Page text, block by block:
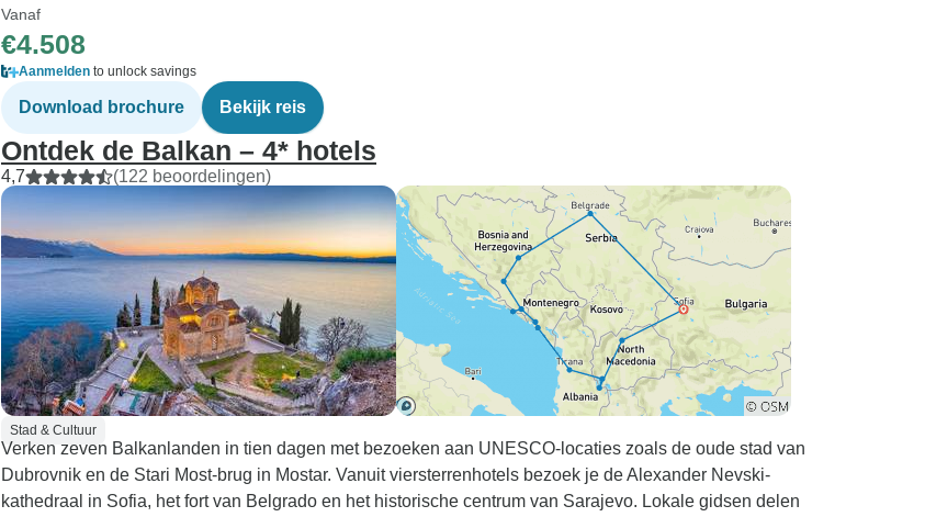
Vanaf
€4.508
Aanmelden to unlock savings
Download brochure Bekijk reis
Ontdek de Balkan – 4* hotels
4,7 (122 beoordelingen)
Stad & Cultuur
Verken zeven Balkanlanden in tien dagen met bezoeken aan UNESCO-locaties zoals de oude stad van
Dubrovnik en de Stari Most-brug in Mostar. Vanuit viersterrenhotels bezoek je de Alexander Nevski-
kathedraal in Sofia, het fort van Belgrado en het historische centrum van Sarajevo. Lokale gidsen delen